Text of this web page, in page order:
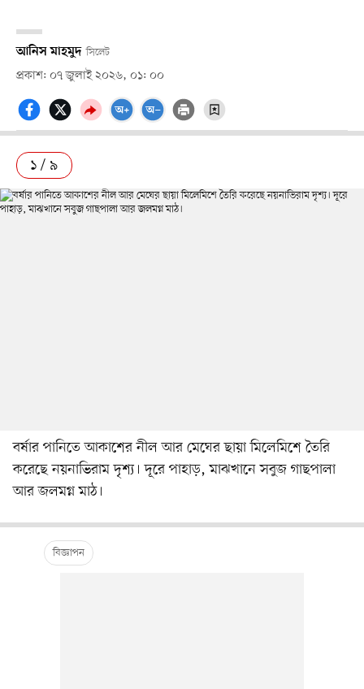
আনিস মাহমুদ সিলেট
প্রকাশ: ০৭ জুলাই ২০২৬, ০১: ০০
১ / ৯
বর্ষার পানিতে আকাশের নীল আর মেঘের ছায়া মিলেমিশে তৈরি
করেছে নয়নাভিরাম দৃশ্য। দূরে পাহাড়, মাঝখানে সবুজ গাছপালা
আর জলমগ্ন মাঠ।